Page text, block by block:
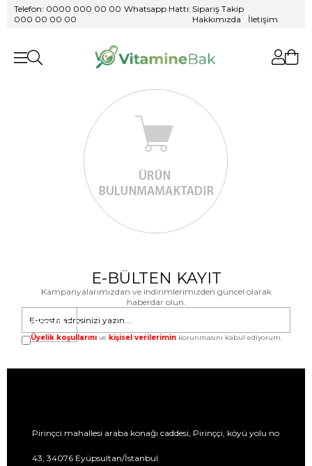
Telefon: 0000 000 00 00 Whatsapp Hattı:
000 00 00 00
Sipariş Takip
Hakkımızda
İletişim
E-BÜLTEN KAYIT
Kampanyalarımızdan ve indirimlerimizden güncel olarak
haberdar olun.
GÖNDER
Üyelik koşullarını ve kişisel verilerimin korunmasını kabul ediyorum.
Pirinçci mahallesi araba konağı caddesi, Pirinççi, köyü yolu no
43, 34076 Eyüpsultan/İstanbul